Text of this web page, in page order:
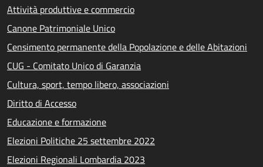
Attività produttive e commercio
Canone Patrimoniale Unico
Censimento permanente della Popolazione e delle Abitazioni
CUG - Comitato Unico di Garanzia
Cultura, sport, tempo libero, associazioni
Diritto di Accesso
Educazione e formazione
Elezioni Politiche 25 settembre 2022
Elezioni Regionali Lombardia 2023